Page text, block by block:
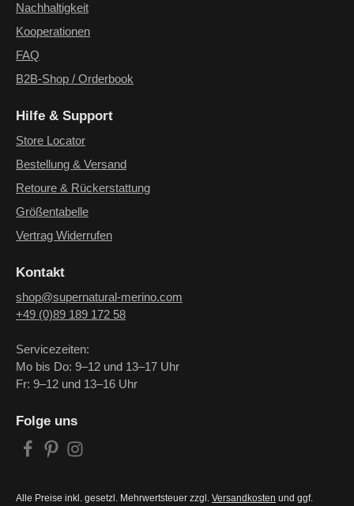
Folge uns
Alle Preise inkl. gesetzl. Mehrwertsteuer zzgl. Versandkosten und ggf.
Nachhaltigkeit
Kooperationen
FAQ
B2B-Shop / Orderbook
Hilfe & Support
Store Locator
Bestellung & Versand
Retoure & Rückerstattung
Größentabelle
Vertrag Widerrufen
Kontakt
shop@supernatural-merino.com
+49 (0)89 189 172 58
Servicezeiten:
Mo bis Do: 9–12 und 13–17 Uhr
Fr: 9–12 und 13–16 Uhr